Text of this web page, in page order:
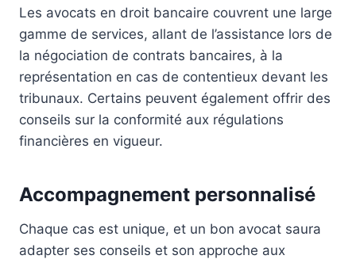
Les avocats en droit bancaire couvrent une large
gamme de services, allant de l’assistance lors de
la négociation de contrats bancaires, à la
représentation en cas de contentieux devant les
tribunaux. Certains peuvent également offrir des
conseils sur la conformité aux régulations
financières en vigueur.
Accompagnement personnalisé
Chaque cas est unique, et un bon avocat saura
adapter ses conseils et son approche aux